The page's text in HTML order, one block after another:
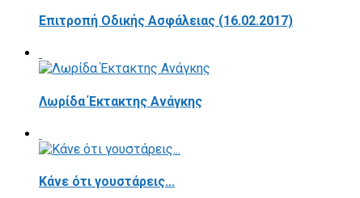
Επιτροπή Οδικής Ασφάλειας (16.02.2017)
Λωρίδα Έκτακτης Ανάγκης
Κάνε ότι γουστάρεις...